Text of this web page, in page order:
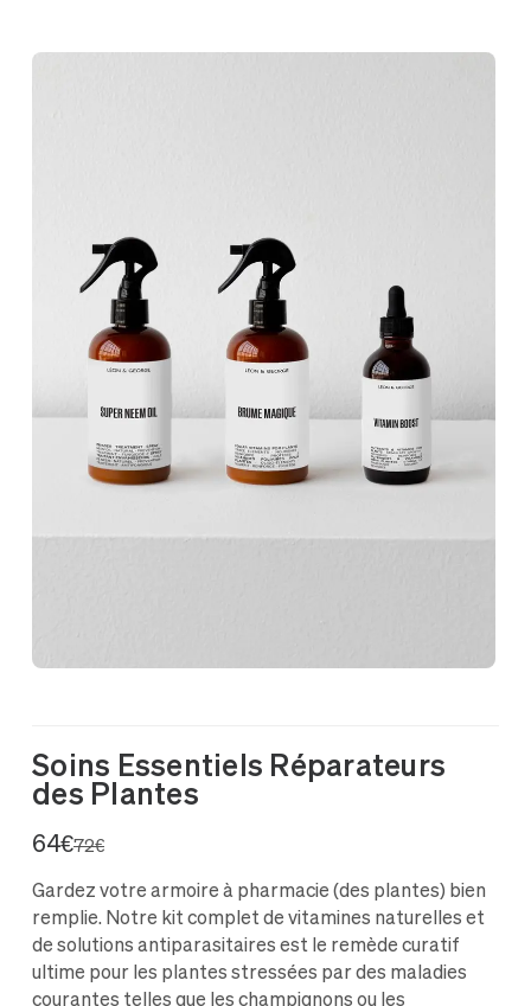
Soins Essentiels Réparateurs
des Plantes
64€72€
Gardez votre armoire à pharmacie (des plantes) bien
remplie. Notre kit complet de vitamines naturelles et
de solutions antiparasitaires est le remède curatif
ultime pour les plantes stressées par des maladies
courantes telles que les champignons ou les